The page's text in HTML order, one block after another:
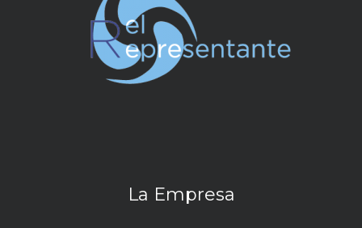
La Empresa